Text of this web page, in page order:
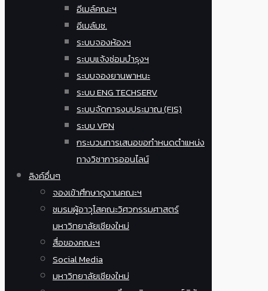
อีเมล์คณะฯ
อีเมล์มช.
ระบบจองห้องฯ
ระบบแจ้งซ่อมบำรุงฯ
ระบบจองยานพาหนะ
ระบบ ENG TECHSERV
ระบบจัดการงบประมาณ (FIS)
ระบบ VPN
กระบวนการเสนอขอกำหนดตำแหน่ง
ทางวิชาการออนไลน์
ลิงค์อื่นๆ
จองเข้าศึกษาดูงานคณะฯ
ชมรมผู้อาวุโสคณะวิศวกรรมศาสตร์
มหาวิทยาลัยเชียงใหม่
สื่อของคณะฯ
Social Media
มหาวิทยาลัยเชียงใหม่